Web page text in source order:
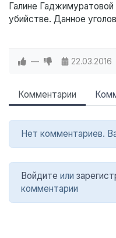
Галине
убийстве. Данное
— 22.03.2016
Комментарии
Нет комментариев.
Войдите или
комментарии